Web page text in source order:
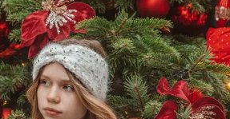
and presence."